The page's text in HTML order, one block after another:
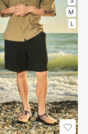
M
L